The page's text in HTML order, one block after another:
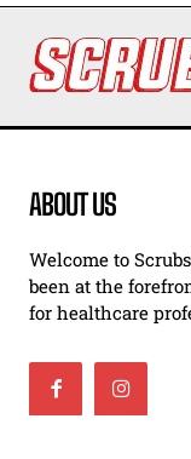
ABOUT US
Welcome to
been at the
for healthcare